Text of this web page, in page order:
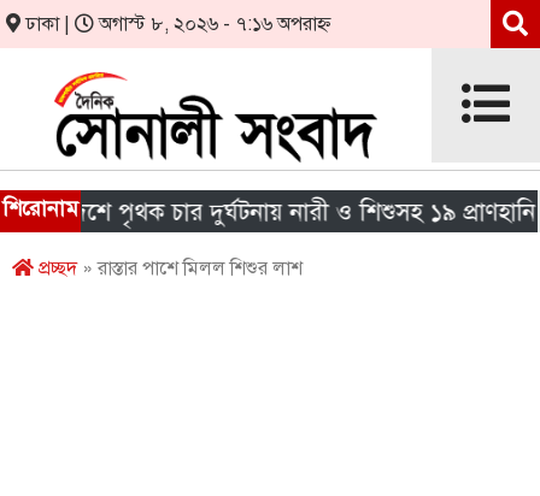
ঢাকা | অগাস্ট ৮, ২০২৬ - ৭:১৬ অপরাহ্ন
শিরোনাম
দেশে পৃথক চার দুর্ঘটনায় নারী ও শিশুসহ ১৯ প্রাণহানি
প্রচ্ছদ» রাস্তার পাশে মিলল শিশুর লাশ